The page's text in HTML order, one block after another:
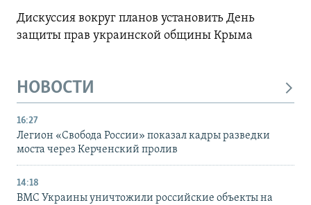
Дискуссия вокруг планов установить День
защиты прав украинской общины Крыма
НОВОСТИ
16:27
Легион «Свобода России» показал кадры разведки
моста через Керченский пролив
14:18
ВМС Украины уничтожили российские объекты на